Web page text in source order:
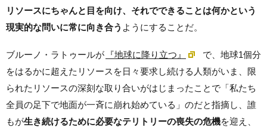
リソースにちゃんと目を向け、それでできることは何かという
現実的な問いに常に向き合う ようにすることだ。
ブルーノ・ラトゥールが 『地球に降り立つ』
で、地球1個分
をはるかに超えたリソースを日々要求し続ける人類がいま、限
られたリソースの深刻な取り合いがはじまったことで「私たち
全員の足下で地面が一斉に崩れ始めている」のだと指摘し、誰
もが生き続けるために必要なテリトリーの喪失の危機を迎え、